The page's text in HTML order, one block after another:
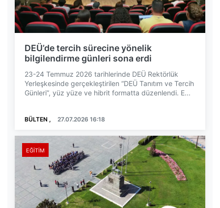
DEÜ’de tercih sürecine yönelik
bilgilendirme günleri sona erdi
23-24 Temmuz 2026 tarihlerinde DEÜ Rektörlük
Yerleşkesinde gerçekleştirilen “DEÜ Tanıtım ve Tercih
Günleri”, yüz yüze ve hibrit formatta düzenlendi. E...
BÜLTEN , 27.07.2026 16:18
EĞITIM